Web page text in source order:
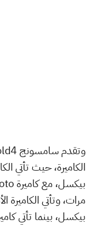
بيكسل، بينما تأتي كاميرة